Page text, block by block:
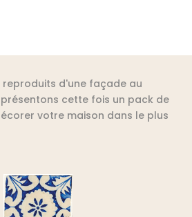
d'une façade au
cette fois un pack de
votre maison dans le plus